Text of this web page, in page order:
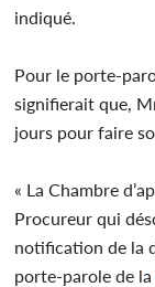
indiqué.
Pour le porte-
signifierait que,
jours pour faire
« La Chambre
Procureur qui
notification de la
porte-parole de